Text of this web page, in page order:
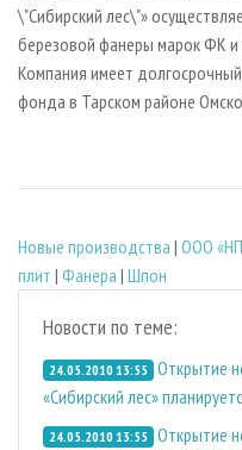
\"Сибирский лес\"»
березовой фанеры марок ФК
Компания имеет
фонда в Тарском районе
Новые производства | ООО
плит | Фанера | Шпон
Новости по теме:
24.05.2010 13:55 Открытие
«Сибирский лес»
24.05.2010 13:55 Открытие